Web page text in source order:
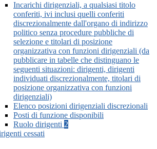
Incarichi dirigenziali, a qualsiasi titolo
conferiti, ivi inclusi quelli conferiti
discrezionalmente dall'organo di indirizzo
politico senza procedure pubbliche di
selezione e titolari di posizione
organizzativa con funzioni dirigenziali (da
pubblicare in tabelle che distinguano le
seguenti situazioni: dirigenti, dirigenti
individuati discrezionalmente, titolari di
posizione organizzativa con funzioni
dirigenziali)
Elenco posizioni dirigenziali discrezionali
Posti di funzione disponibili
Ruolo dirigenti 2
cessati